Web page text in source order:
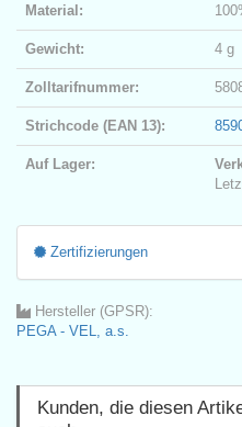
Material:
Gewicht: 4 g
Zolltarifnummer:
Strichcode (EAN 13):
Auf Lager:
Zertifizierungen
Hersteller (GPSR):
PEGA - VEL, a.s.
Kunden, die diesen